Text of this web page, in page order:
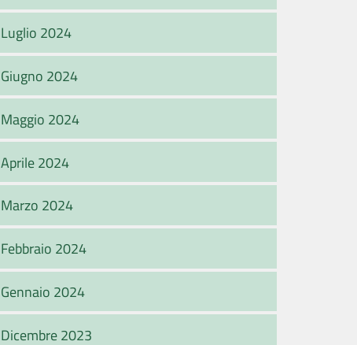
Luglio 2024
Giugno 2024
Maggio 2024
Aprile 2024
Marzo 2024
Febbraio 2024
Gennaio 2024
Dicembre 2023